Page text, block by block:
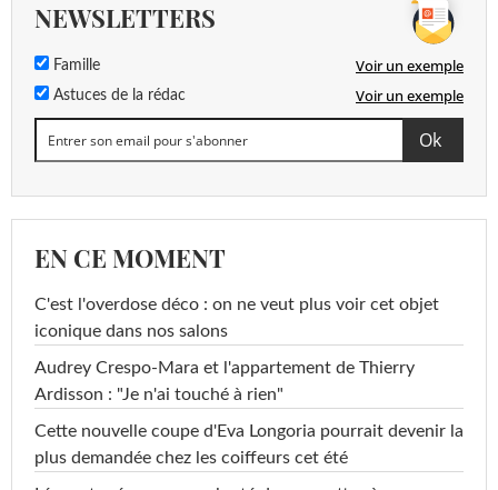
NEWSLETTERS
Famille Voir un exemple
Astuces de la rédac Voir un exemple
EN CE MOMENT
C'est l'overdose déco : on ne veut plus voir cet objet
iconique dans nos salons
Audrey Crespo-Mara et l'appartement de Thierry
Ardisson : "Je n'ai touché à rien"
Cette nouvelle coupe d'Eva Longoria pourrait devenir la
plus demandée chez les coiffeurs cet été